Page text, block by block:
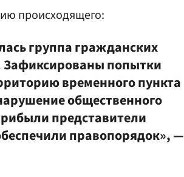
происходящего:
группа гражданских
Зафиксированы попытки
временного пункта
общественного
представители
правопорядок», —